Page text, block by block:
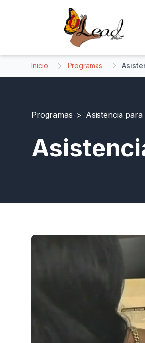
Inicio Programas
Programas > Asistencia